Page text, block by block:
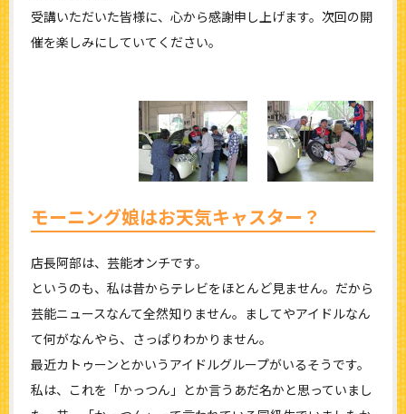
受講いただいた皆様に、心から感謝申し上げます。次回の開
催を楽しみにしていてください。
モーニング娘はお天気キャスター？
店長阿部は、芸能オンチです。
というのも、私は昔からテレビをほとんど見ません。だから
芸能ニュースなんて全然知りません。ましてやアイドルなん
て何がなんやら、さっぱりわかりません。
最近カトゥーンとかいうアイドルグループがいるそうです。
私は、これを「かっつん」とか言うあだ名かと思っていまし